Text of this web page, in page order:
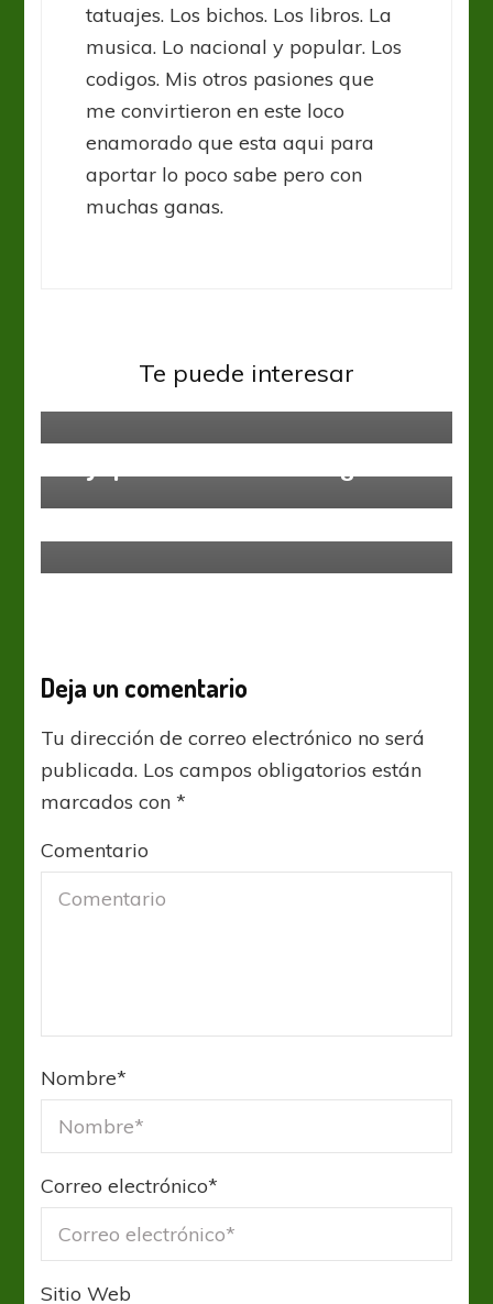
tatuajes. Los bichos. Los libros. La
musica. Lo nacional y popular. Los
codigos. Mis otros pasiones que
me convirtieron en este loco
enamorado que esta aqui para
aportar lo poco sabe pero con
muchas ganas.
Te puede interesar
“No es culpa exclusiva de Almirón,
Deja un comentario
Tu dirección de correo electrónico no será
publicada. Los campos obligatorios están
marcados con*
Comentario
Nombre*
Correo electrónico*
Sitio Web